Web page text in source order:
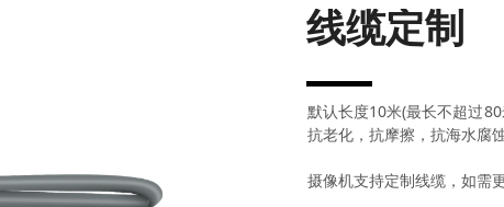
线缆定制
默认长度10米(最长不超过
抗老化，抗摩擦，抗海水腐
摄像机支持定制线缆，如需